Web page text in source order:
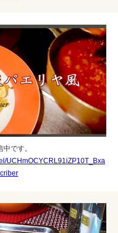
です。
UCHmOCYCRL91iZP10T_Bxa